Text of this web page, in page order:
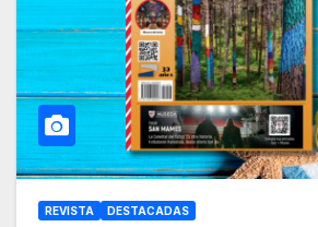
REVISTA DESTACADAS